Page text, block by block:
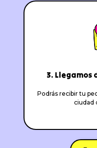
3. Llegamos
Podrás recibir tu
ciudad